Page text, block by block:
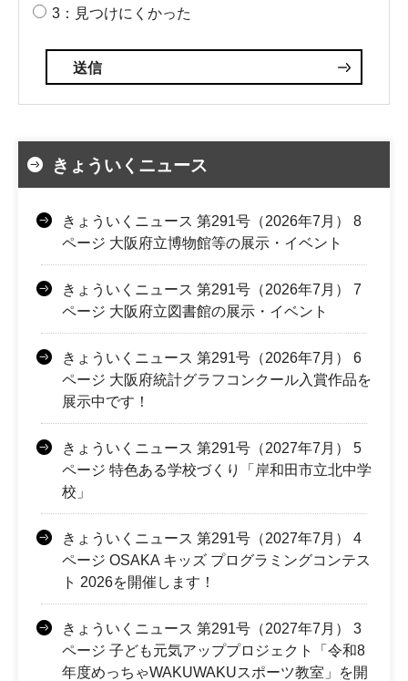
3：見つけにくかった
きょういくニュース
きょういくニュース 第291号（2026年7月） 8
ページ 大阪府立博物館等の展示・イベント
きょういくニュース 第291号（2026年7月） 7
ページ 大阪府立図書館の展示・イベント
きょういくニュース 第291号（2026年7月） 6
ページ 大阪府統計グラフコンクール入賞作品を
展示中です！
きょういくニュース 第291号（2027年7月） 5
ページ 特色ある学校づくり「岸和田市立北中学
校」
きょういくニュース 第291号（2027年7月） 4
ページ OSAKA キッズ プログラミングコンテス
ト 2026を開催します！
きょういくニュース 第291号（2027年7月） 3
ページ 子ども元気アッププロジェクト「令和8
年度めっちゃWAKUWAKUスポーツ教室」を開